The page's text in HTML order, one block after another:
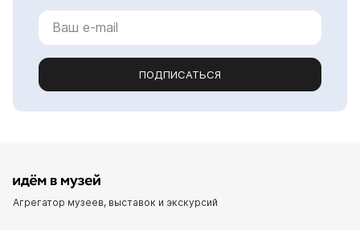
ПОДПИСАТЬСЯ
Агрегатор музеев, выставок и экскурсий